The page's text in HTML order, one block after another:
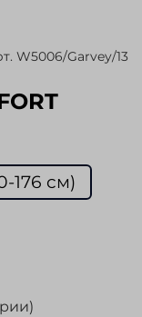
W5006/Garvey/13
176 cм)